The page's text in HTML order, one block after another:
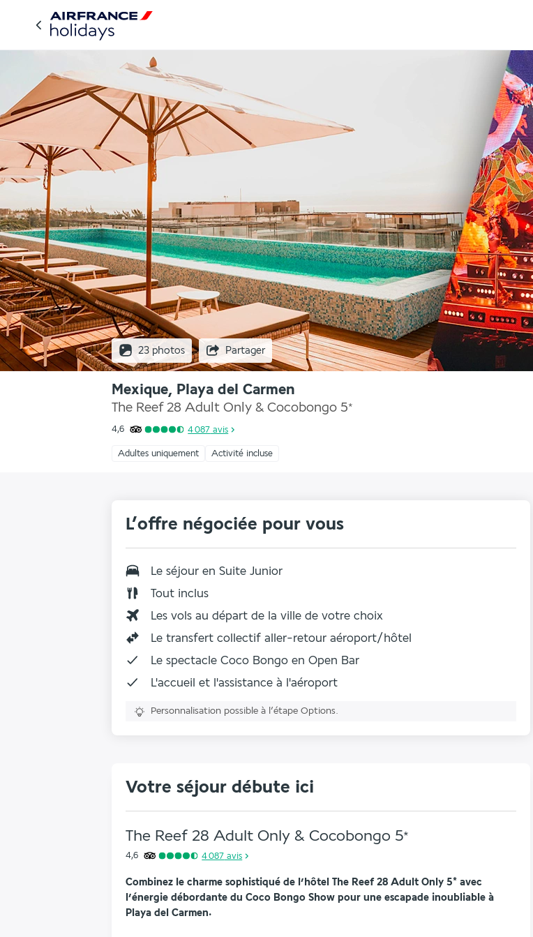
23 photos Partager
Mexique, Playa del Carmen
The Reef 28 Adult Only & Cocobongo 5*
4,6 4 087 avis
Adultes uniquement Activité incluse
L’offre négociée pour vous
Le séjour en Suite Junior
Tout inclus
Les vols au départ de la ville de votre choix
Le transfert collectif aller-retour aéroport/hôtel
Le spectacle Coco Bongo en Open Bar
L'accueil et l'assistance à l'aéroport
Personnalisation possible à l’étape Options.
Votre séjour débute ici
The Reef 28 Adult Only & Cocobongo 5*
4,6 4 087 avis
Combinez le charme sophistiqué de l’hôtel The Reef 28 Adult Only 5* avec
l’énergie débordante du Coco Bongo Show pour une escapade inoubliable à
Playa del Carmen.